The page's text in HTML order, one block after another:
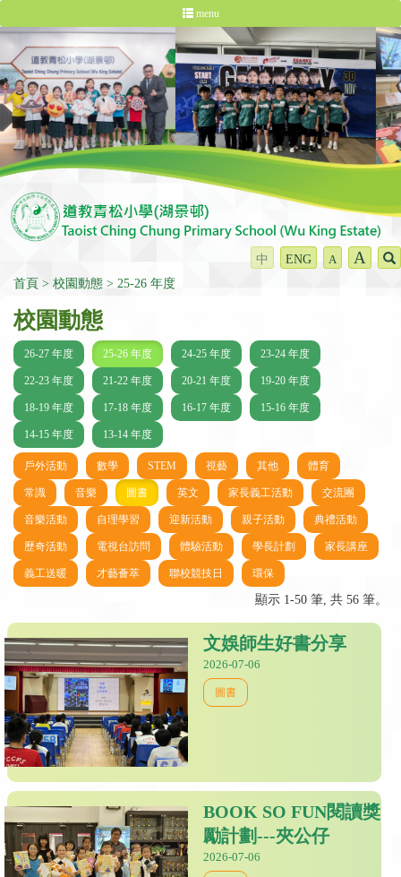
menu
中 ENG A A
首頁 校園動態 25-26 年度
校園動態
26-27 年度 25-26 年度 24-25 年度 23-24 年度
22-23 年度 21-22 年度 20-21 年度 19-20 年度
18-19 年度 17-18 年度 16-17 年度 15-16 年度
14-15 年度 13-14 年度
戶外活動 數學 STEM 視藝 其他 體育
常識 音樂 圖書 英文 家長義工活動 交流團
音樂活動 自理學習 迎新活動 親子活動 典禮活動
歷奇活動 電視台訪問 體驗活動 學長計劃 家長講座
義工送暖 才藝薈萃 聯校競技日 環保
顯示 1-50 筆, 共 56 筆。
文娛師生好書分享
2026-07-06
圖書
BOOK SO FUN閱讀獎
勵計劃---夾公仔
2026-07-06